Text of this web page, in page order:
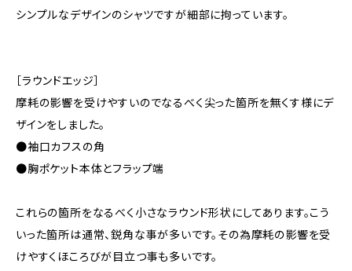
シンプルなデザインのシャツですが細部に拘っています。
［ラウンドエッジ］
摩耗の影響を受けやすいのでなるべく尖った箇所を無くす様にデ
ザインをしました。
●袖口カフスの角
●胸ポケット本体とフラップ端
これらの箇所をなるべく小さなラウンド形状にしてあります。こう
いった箇所は通常、鋭角な事が多いです。その為摩耗の影響を受
けやすくほころびが目立つ事も多いです。